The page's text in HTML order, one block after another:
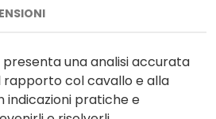
una analisi accurata
col cavallo e alla
indicazioni pratiche e